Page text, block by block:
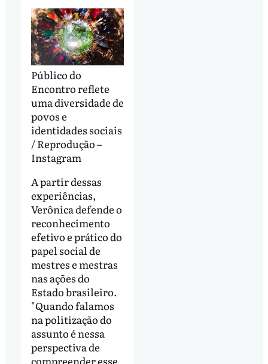
Público do
Encontro reflete
uma diversidade de
povos e
identidades sociais
/ Reprodução –
Instagram
A partir dessas
experiências,
Verônica defende o
reconhecimento
efetivo e prático do
papel social de
mestres e mestras
nas ações do
Estado brasileiro.
"Quando falamos
na politização do
assunto é nessa
perspectiva de
compreender esse